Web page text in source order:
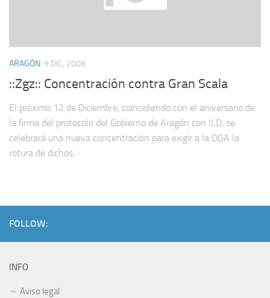
ARAGÓN 9 DIC, 2008
::Zgz:: Concentración contra Gran Scala
El próximo 12 de Diciembre, coincidiendo con el aniversario de
la firma del protocolo del Gobierno de Aragón con ILD, se
celebrará una nueva concentración para exigir a la DGA la
rotura de dichos...
FOLLOW:
INFO
Aviso legal